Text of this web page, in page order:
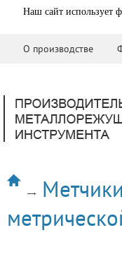
Наш сайт использует
О производстве